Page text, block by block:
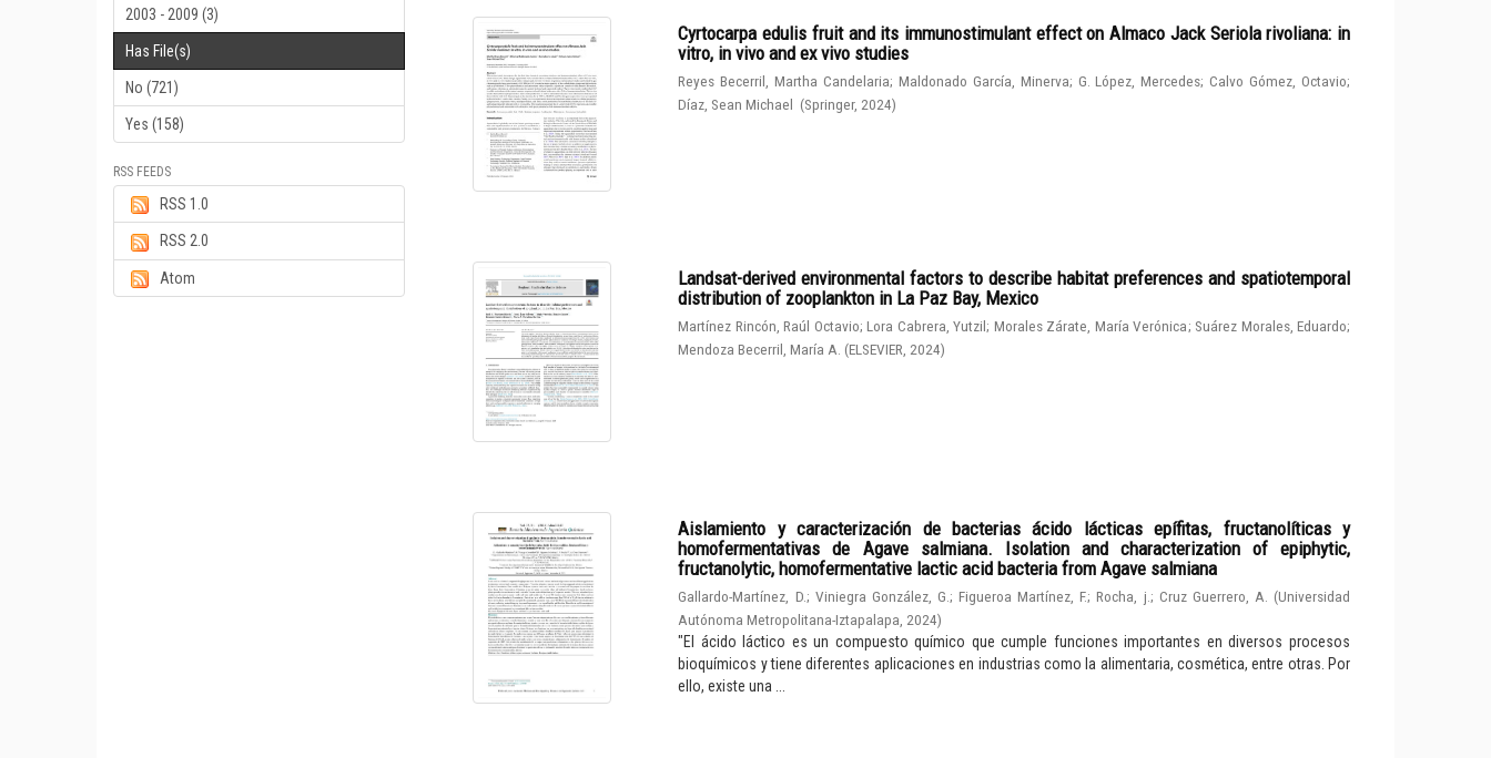
2003 - 2009 (3)
Has File(s)
No (721)
Yes (158)
RSS FEEDS
RSS 1.0
RSS 2.0
Atom
Cyrtocarpa edulis fruit and its immunostimulant effect on Almaco Jack Seriola rivoliana: in
vitro, in vivo and ex vivo studies
Reyes Becerril, Martha Candelaria; Maldonado García, Minerva; G. López, Mercedes;Calvo Gómez, Octavio;
Díaz, Sean Michael (Springer, 2024)
Landsat-derived environmental factors to describe habitat preferences and spatiotemporal
distribution of zooplankton in La Paz Bay, Mexico
Martínez Rincón, Raúl Octavio;Lora Cabrera, Yutzil; Morales Zárate, María Verónica; Suárez Morales, Eduardo;
Mendoza Becerril, María A. (ELSEVIER, 2024)
Aislamiento y caracterización de bacterias ácido lácticas epífitas, fructanolíticas y
homofermentativas de Agave salmiana. Isolation and characterization of epiphytic,
fructanolytic, homofermentative lactic acid bacteria from Agave salmiana
Gallardo-Martínez, D.; Viniegra González, G. ; Figueroa Martínez, F.;Rocha, j. ; Cruz Guerrero, A. (Universidad
Autónoma Metropolitana-Iztapalapa 2024)
"El ácido láctico es un compuesto químico que cumple funciones importantes en diversos procesos
bioquímicos y tiene diferentes aplicaciones en industrias como la alimentaria, cosmética, entre otras. Por
ello, existe una ...